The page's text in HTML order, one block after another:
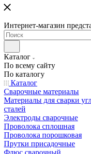
Интернет-магазин
Каталог
По всему сайту
По каталогу
Каталог
Сварочные материалы
Материалы для сварки
сталей
Электроды сварочные
Проволока сплошная
Проволока порошковая
Прутки присадочные
Флюс сварочный